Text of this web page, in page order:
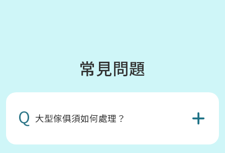
常見問題
Q 大型傢俱須如何處理？